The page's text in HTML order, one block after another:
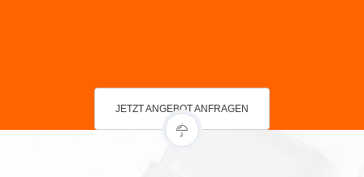
JETZT ANGEBOT ANFRAGEN